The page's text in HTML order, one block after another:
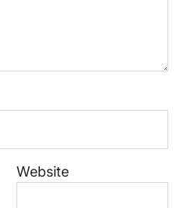
Website